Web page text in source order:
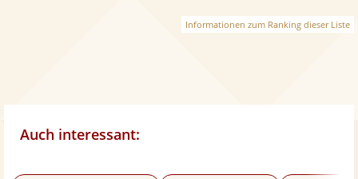
Informationen zum Ranking dieser Liste
Auch interessant: